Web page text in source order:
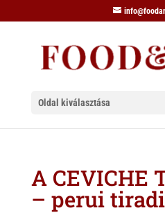
Oldal kiválasztása
A CEVICHE
– perui